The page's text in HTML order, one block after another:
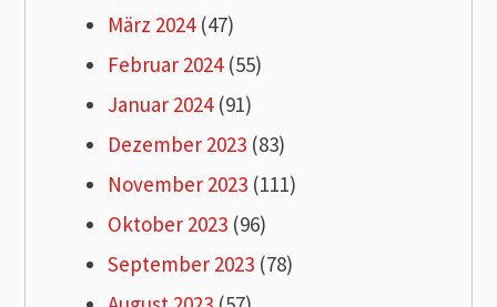
März 2024(47)
Februar 2024(55)
Januar 2024(91)
Dezember 2023 (83)
November 2023 (111)
Oktober 2023 (96)
September 2023 (78)